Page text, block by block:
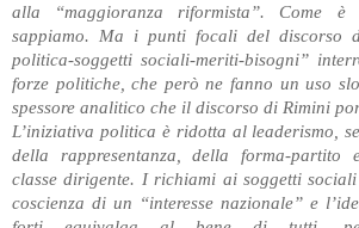
alla “maggioranza riformista”. Come
sappiamo. Ma i punti focali del discorso
politica-soggetti sociali-meriti-bisogni”
forze politiche, che però ne fanno un uso
spessore analitico che il discorso di Rimini
L’iniziativa politica è ridotta al leaderismo,
della rappresentanza, della forma-
classe dirigente. I richiami ai soggetti
coscienza di un “interesse nazionale” e